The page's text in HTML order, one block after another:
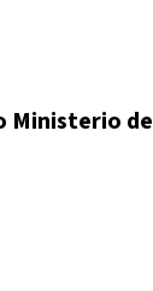
Ministerio de